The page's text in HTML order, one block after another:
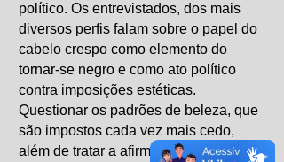
político. Os entrevistados, dos mais
diversos perfis falam sobre o papel do
cabelo crespo como elemento do
tornar-se negro e como ato político
contra imposições estéticas.
Questionar os padrões de beleza, que
são impostos cada vez mais cedo,
além de tratar a afirmação do cabelo